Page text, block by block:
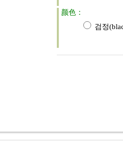
颜色：
검정